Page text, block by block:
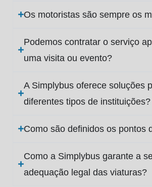
Os motoristas são sempre os
Podemos contratar o serviço
uma visita ou evento?
A Simplybus oferece soluções
diferentes tipos de instituições?
Como são definidos os pontos
Como a Simplybus garante a
adequação legal das viaturas?